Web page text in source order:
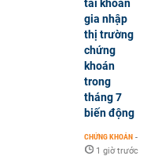
tài khoản
gia nhập
thị trường
chứng
khoán
trong
tháng 7
biến động
CHỨNG KHOÁN -
1 giờ trước